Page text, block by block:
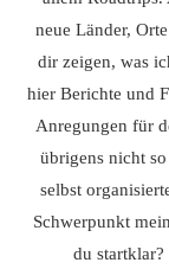
neue Länder,
dir zeigen, was
hier Berichte und
Anregungen für
übrigens nicht
selbst
Schwerpunkt
du